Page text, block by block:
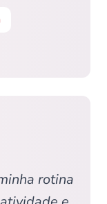
rotina